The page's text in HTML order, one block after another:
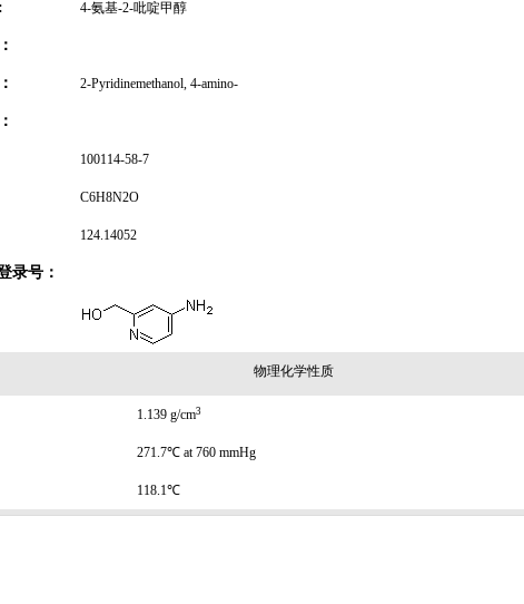
4-氨基-2-吡啶甲醇
2-Pyridinemethanol, 4-amino-
100114-58-7
C6H8N2O
124.14052
录号：
物理化学性质
1.139 g/cm3
271.7℃ at 760 mmHg
118.1℃